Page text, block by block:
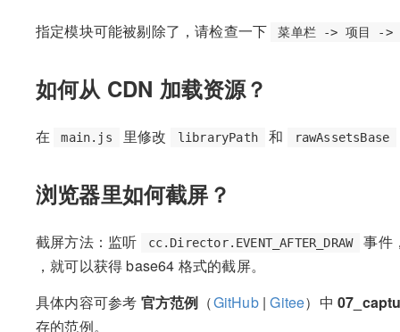
指定模块可能被剔除了，请检查一下 菜单栏 -> 项目 ->
如何从 CDN 加载资源？
在 main.js 里修改 libraryPath 和 rawAssetsBase
浏览器里如何截屏？
截屏方法：监听 cc.Director.EVENT_AFTER_DRAW
事件
，就可以获得 base64 格式的截屏。
具体内容可参考 官方范例 （GitHub|Gitee）中
存的范例。